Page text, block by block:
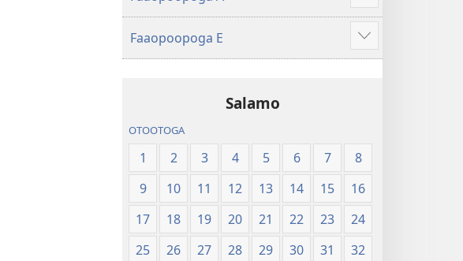
isi
mea
Faaopoopoga E
Faaali
isi
Salamo
OTOOTOGA
1 2 3 4 5 6 7
8
9
10 11 12 13 14 15
16
17
18 19 20 21 22 23
24
25
26 27 28 29 30 31
32